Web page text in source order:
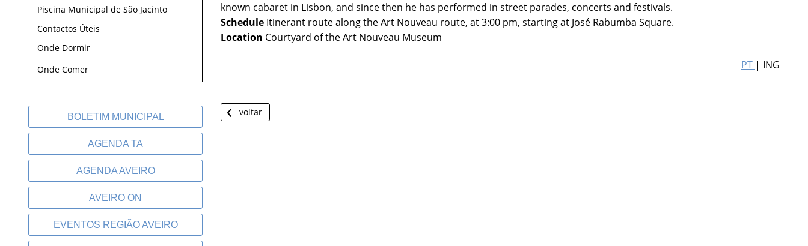
Piscina Municipal de São Jacinto
Contactos Úteis
Onde Dormir
Onde Comer
BOLETIM MUNICIPAL
AGENDA TA
AGENDA AVEIRO
AVEIRO ON
EVENTOS REGIÃO AVEIRO
known cabaret in Lisbon, and since then he has performed in street parades, concerts and festivals.
Schedule Itinerant route along the Art Nouveau route, at 3:00 pm, starting at José Rabumba Square.
Location Courtyard of the Art Nouveau Museum
PT | ING
voltar